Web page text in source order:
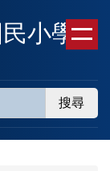
小學
搜尋